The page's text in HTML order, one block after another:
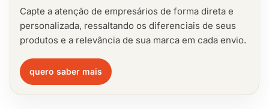
Capte a atenção de empresários de forma direta e
personalizada, ressaltando os diferenciais de seus
produtos e a relevância de sua marca em cada envio.
quero saber mais